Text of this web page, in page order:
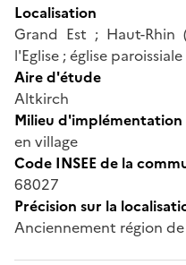
Localisation
Grand Est ; Haut-
l'Eglise ; église
Aire d'étude
Altkirch
Milieu
en village
Code INSEE de la
68027
Précision sur la
Anciennement région de